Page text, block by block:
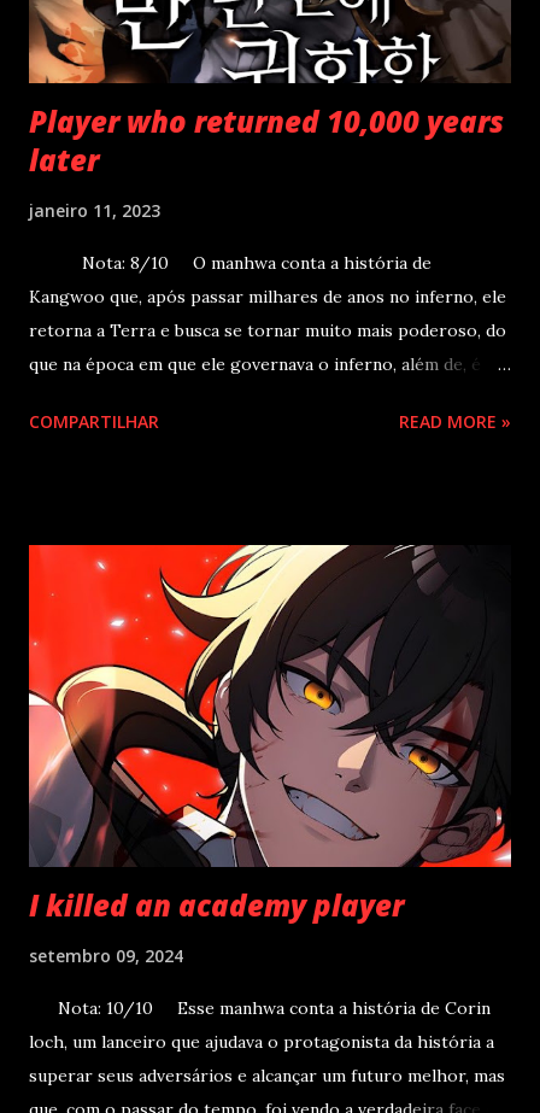
familiar. Um corpo naturalmente dot...
Player who returned 10,000 years
later
janeiro 11, 2023
Nota: 8/10 O manhwa conta a história de
Kangwoo que, após passar milhares de anos no inferno, ele
retorna a Terra e busca se tornar muito mais poderoso, do
que na época em que ele governava o inferno, além de, é
KangWoo de repente foi para o Inferno, apenas com seu
Arquiduques finalmente se ajoelhassem diante dele. “Por
que deseja voltar? Você já não possuí tudo aqui no Inferno,
meu lorde?” “O que tenho exatamente?” Não tinha nada
para comer, nem sequer um entretenimento! Ilhas
desoladas e demônios medonhos preenchiam todo o
Inferno. “Vou voltar.” Depois de dez mil anos no Inferno, ele
retornou à Terra. Esse manhwa me surpreendeu
positivamente, eu esperava um enredo similar ao de ...
COMPARTILHAR READ MORE »
I killed an academy player
setembro 09, 2024
Nota: 10/10 Esse manhwa conta a história de Corin
loch, um lanceiro que ajudava o protagonista da história a
superar seus adversários e alcançar um futuro melhor, mas